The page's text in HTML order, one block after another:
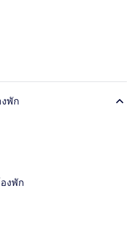
พัก
งพัก